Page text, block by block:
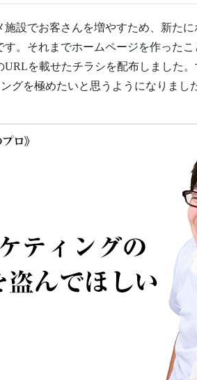
設でお客さんを増やすため、新た
。それまでホームページを作った
を載せたチラシを配布しました
グを極めたいと思うようになりまし